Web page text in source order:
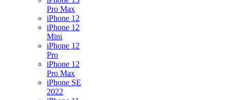
Pro Max
iPhone 12
iPhone 12
Mini
iPhone 12
Pro
iPhone 12
Pro Max
iPhone SE
2022